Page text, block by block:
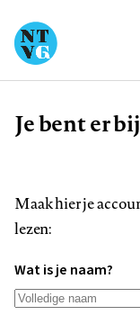
Kruimelpad
Je bent er
Maak hier je
lezen:
Wat is je naam?